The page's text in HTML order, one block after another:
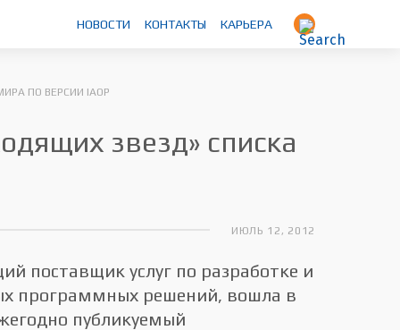
НОВОСТИ КОНТАКТЫ КАРЬЕРА
ПО ВЕРСИИ IAOP
звезд» списка
ИЮЛЬ 12, 2012
поставщик услуг по разработке и
программных решений, вошла в
публикуемый